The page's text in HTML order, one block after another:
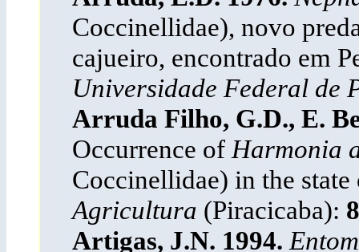
Coccinellidae), novo
cajueiro, encontrado em
Universidade Federal de
Arruda Filho, G.D., E.
Occurrence of Harmonia
Coccinellidae) in the
Agricultura (Piracicaba):
Artigas, J.N. 1994.